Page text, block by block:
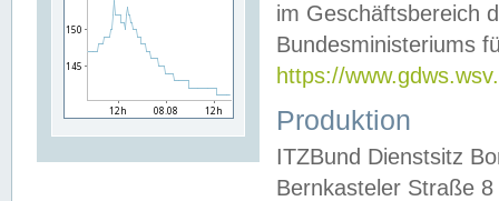
im Geschäftsbereich
Bundesministeriums
https://
Produktion
ITZBund Dienstsitz
Bernkasteler Straße 8